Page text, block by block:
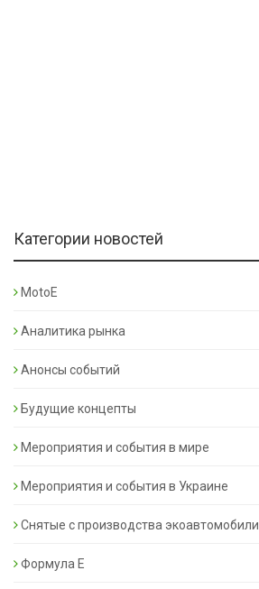
Категории новостей
MotoE
Аналитика рынка
Анонсы событий
Будущие концепты
Мероприятия и события в мире
Мероприятия и события в Украине
Снятые с производства экоавтомобили
Формула Е